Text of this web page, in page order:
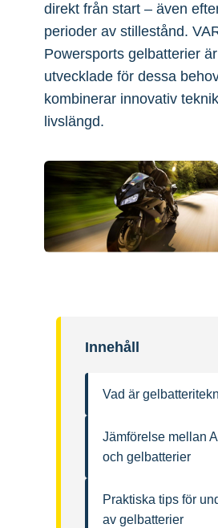
direkt från start – även
perioder av stillestånd.
Powersports gelbatterier
utvecklade för dessa
kombinerar innovativ
livslängd.
Innehåll
Vad är
Jämförelse mellan
och gelbatterier
Praktiska tips för
av gelbatterier